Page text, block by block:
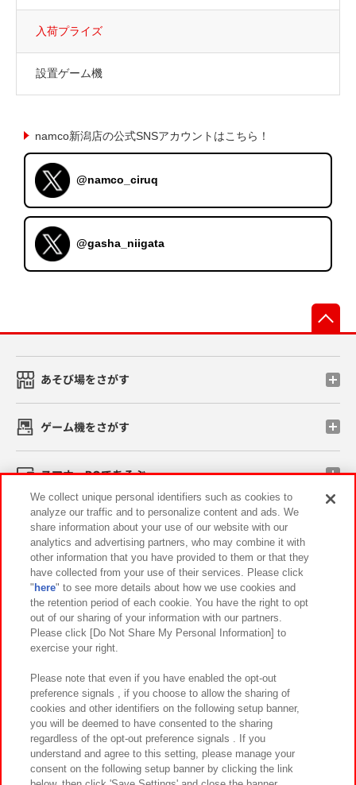
入荷プライズ
設置ゲーム機
namco新潟店の公式SNSアカウントはこちら！
@namco_ciruq
@gasha_niigata
あそび場をさがす
ゲーム機をさがす
スマホ・PCであそぶ
イベント・キャンペーン
関連会社 サステナビリティ サイトポリシー
プライバシーポリシー ウェブアクセシビリティ方針と検証結果
お取引先さまとともに
カスタマーハラスメント対応方針 よくあるご質問・お問い合わせ
We collect unique personal identifiers such as cookies to
analyze our traffic and to personalize content and ads. We
share information about your use of our website with our
analytics and advertising partners, who may combine it with
other information that you have provided to them or that they
have collected from your use of their services. Please click
" here" to see more details about how we use cookies and
the retention period of each cookie. You have the right to opt
out of our sharing of your information with our partners.
Please click [Do Not Share My Personal Information] to
exercise your right.
Please note that even if you have enabled the opt-out
preference signals , if you choose to allow the sharing of
cookies and other identifiers on the following setup banner,
you will be deemed to have consented to the sharing
regardless of the opt-out preference signals . If you
understand and agree to this setting, please manage your
consent on the following setup banner by clicking the link